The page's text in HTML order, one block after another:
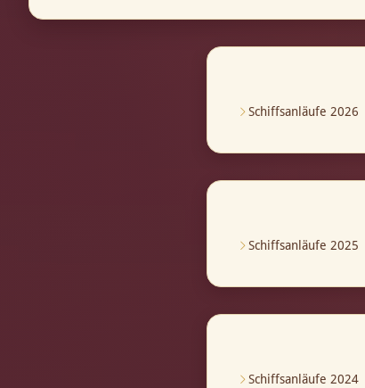
Schiffsanläufe 2026
Schiffsanläufe 2025
Schiffsanläufe 2024